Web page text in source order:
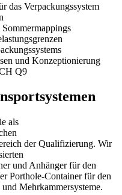
das Verpackungssystem
und Konzeptionierung
Q9
als
der Qualifizierung. Wir
und Anhänger für den
Porthole-Container für den
Mehrkammersysteme.